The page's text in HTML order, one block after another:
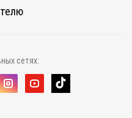
сетях: